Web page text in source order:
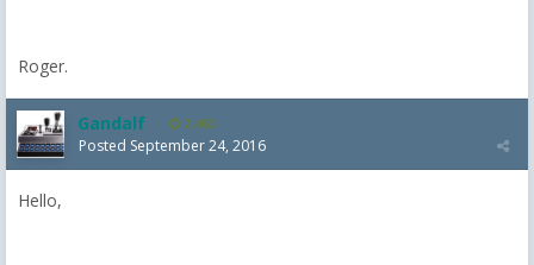
Roger.
Gandalf 2,463
Posted September 24, 2016
Hello,